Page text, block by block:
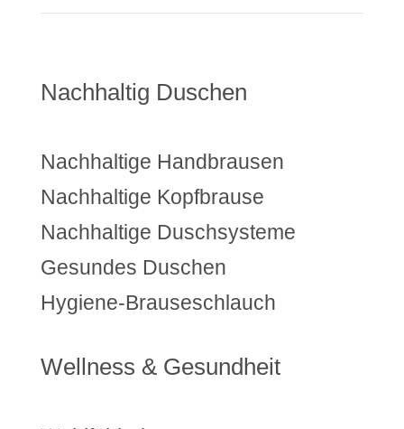
Nachhaltig Duschen
Nachhaltige Handbrausen
Nachhaltige Kopfbrause
Nachhaltige Duschsysteme
Gesundes Duschen
Hygiene-Brauseschlauch
Wellness & Gesundheit